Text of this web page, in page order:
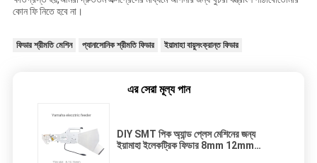
কোন ফি নিতে হবে না।
ফিডার শ্রীমতি মেশিন প্যানাসোনিক শ্রীমতি ফিডার ইয়ামাহা বায়ুসংক্রান্ত ফিডার
এর সেরা মূল্য পান
DIY SMT পিক অ্যান্ড প্লেস মেশিনের জন্য
ইয়ামাহা ইলেকট্রিক ফিডার 8mm 12mm